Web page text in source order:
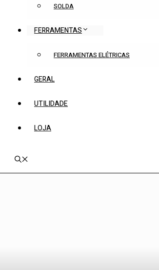
SOLDA
FERRAMENTAS
FERRAMENTAS ELÉTRICAS
GERAL
UTILIDADE
LOJA